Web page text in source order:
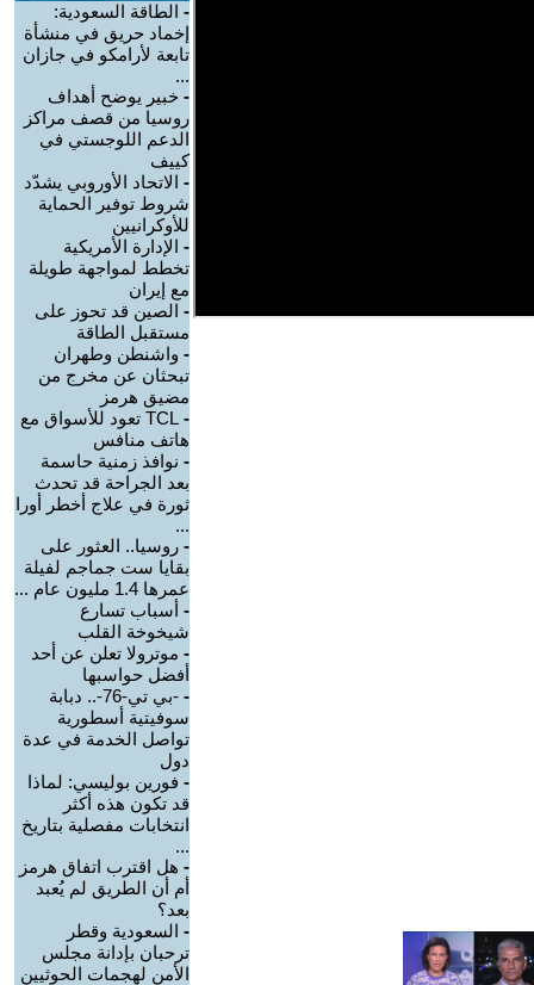
- الطاقة السعودية:
إخماد حريق في منشأة
تابعة لأرامكو في جازان
...
- خبير يوضح أهداف
روسيا من قصف مراكز
الدعم اللوجستي في
كييف
- الاتحاد الأوروبي يشدّد
شروط توفير الحماية
للأوكرانيين
- الإدارة الأمريكية
تخطط لمواجهة طويلة
مع إيران
- الصين قد تحوز على
مستقبل الطاقة
- واشنطن وطهران
تبحثان عن مخرج من
مضيق هرمز
-
TCL تعود للأسواق مع
هاتف منافس
- نوافذ زمنية حاسمة
بعد الجراحة قد تحدث
ثورة في علاج أخطر أورا
...
- روسيا.. العثور على
بقايا ست جماجم لفيلة
عمرها 1.4 مليون عام ...
- أسباب تسارع
شيخوخة القلب
- موترولا تعلن عن أحد
أفضل حواسبها
-
-بي تي-76-.. دبابة
سوفيتية أسطورية
تواصل الخدمة في عدة
دول
- فورين بوليسي: لماذا
قد تكون هذه أكثر
انتخابات مفصلية بتاريخ
...
- هل اقترب اتفاق هرمز
أم أن الطريق لم يُعبد
بعد؟
- السعودية وقطر
ترحبان بإدانة مجلس
الأمن لهجمات الحوثيين